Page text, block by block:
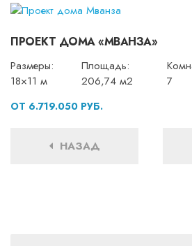
ПРОЕКТ ДОМА «МВАНЗА»
Размеры:
18×11 м
Площадь:
206,74 м2
7
ОТ 6.719.050 РУБ.
НАЗАД